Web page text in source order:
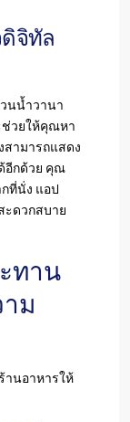
ดิจิทัล
นน้ำวานา
ช่วยให้คุณหา
สามารถแสดง
อีกด้วย คุณ
ที่นั่ง แอป
ดวกสบาย
ทาน
ม
านอาหารให้